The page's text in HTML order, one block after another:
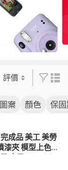
評價
圖案 顏色 保
成品 美工 美勞
漆夾 模型上色夾
夾子